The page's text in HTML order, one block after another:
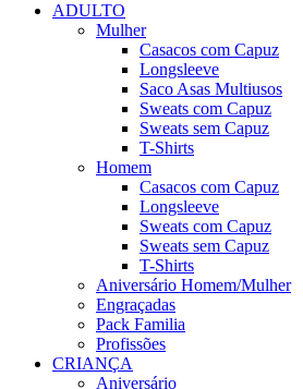
ADULTO
Mulher
Casacos com Capuz
Longsleeve
Saco Asas Multiusos
Sweats com Capuz
Sweats sem Capuz
T-Shirts
Homem
Casacos com Capuz
Longsleeve
Sweats com Capuz
Sweats sem Capuz
T-Shirts
Aniversário Homem/Mulher
Engraçadas
Pack Familia
Profissões
CRIANÇA
Aniversário